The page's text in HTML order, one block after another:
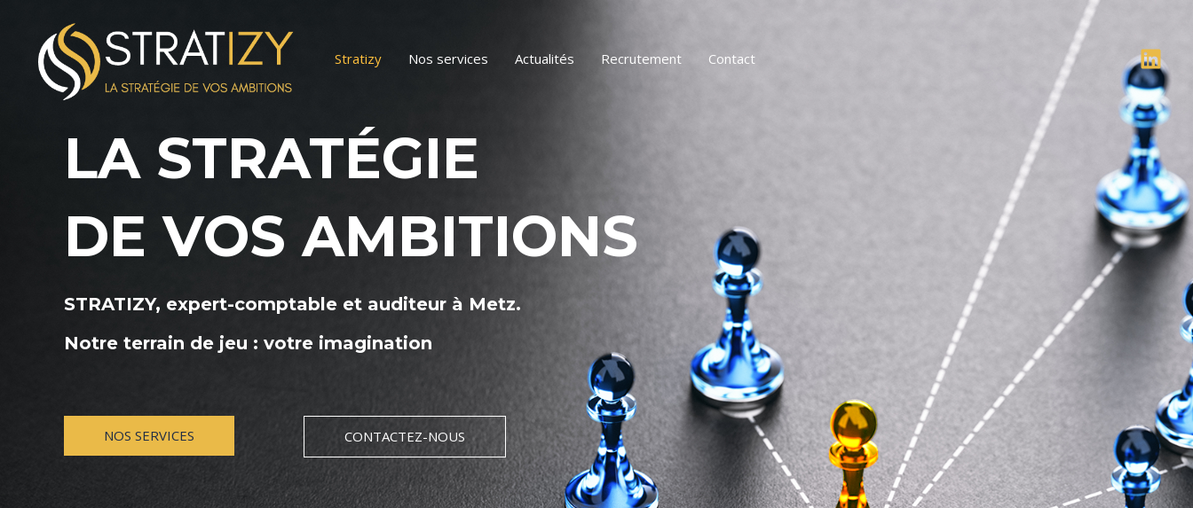
contenu
Stratizy Nos services Actualités Recrutement Contact
LA STRATÉGIE
DE VOS AMBITIONS
STRATIZY, expert-comptable et auditeur à Metz.
Notre terrain de jeu : votre imagination
NOS SERVICES CONTACTEZ-NOUS